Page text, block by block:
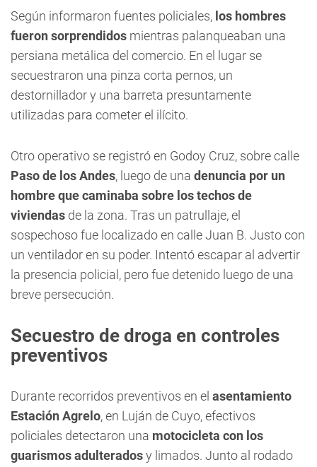
Según informaron fuentes policiales, los hombres
fueron sorprendidos mientras palanqueaban una
persiana metálica del comercio. En el lugar se
secuestraron una pinza corta pernos, un
destornillador y una barreta presuntamente
utilizadas para cometer el ilícito.
Otro operativo se registró en Godoy Cruz, sobre calle
Paso de los Andes, luego de una denuncia por un
hombre que caminaba sobre los techos de
viviendas de la zona. Tras un patrullaje, el
sospechoso fue localizado en calle Juan B. Justo con
un ventilador en su poder. Intentó escapar al advertir
la presencia policial, pero fue detenido luego de una
breve persecución.
Secuestro de droga en controles
preventivos
Durante recorridos preventivos en el asentamiento
Estación Agrelo, en Luján de Cuyo, efectivos
policiales detectaron una motocicleta con los
guarismos adulteradosy limados. Junto al rodado